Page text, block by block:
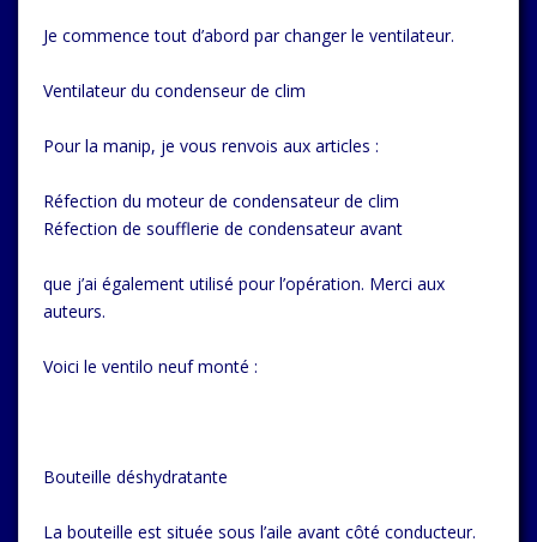
Je commence tout d’abord par changer le ventilateur.
Ventilateur du condenseur de clim
Pour la manip, je vous renvois aux articles :
Réfection du moteur de condensateur de clim
Réfection de soufflerie de condensateur avant
que j’ai également utilisé pour l’opération. Merci aux
auteurs.
Voici le ventilo neuf monté :
Bouteille déshydratante
La bouteille est située sous l’aile avant côté conducteur.